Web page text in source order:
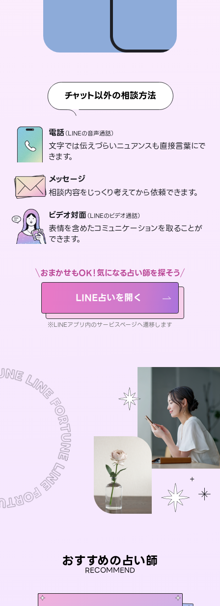
チャット以外の相談方法
電話（LINEの音声通話）
文字では伝えづらいニュアンスも直接言葉にで
きます。
メッセージ
相談内容をじっくり考えてから依頼できます。
ビデオ対面（LINEのビデオ通話）
表情を含めたコミュニケーションを取ることが
できます。
おまかせもOK！気になる占い師を探そう
LINE占いを開く
※LINEアプリ内のサービスページへ遷移します
おすすめの占い師
RECOMMEND